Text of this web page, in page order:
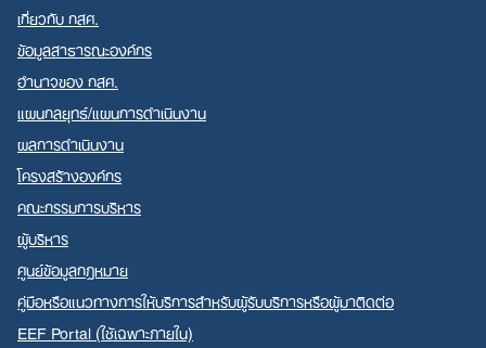
Search
for:
เกี่ยวกับ กสศ.
ข้อมูลสาธารณะองค์กร
อำนาจของ กสศ.
แผนกลยุทธ์/แผนการดำเนินงาน
ผลการดำเนินงาน
โครงสร้างองค์กร
คณะกรรมการบริหาร
ผู้บริหาร
ศูนย์ข้อมูลกฎหมาย
คู่มือหรือแนวทางการให้บริการสำหรับผู้รับบริการหรือผู้มาติดต่อ
EEF Portal (ใช้เฉพาะภายใน)